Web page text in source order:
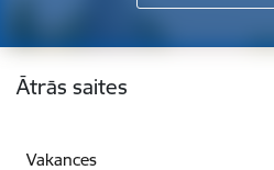
Kājene
Ātrās saites
Vakances